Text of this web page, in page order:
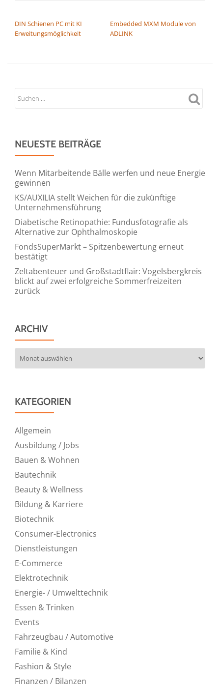
DIN Schienen PC mit KI
Erweitungsmöglichkeit
Embedded MXM Module von
ADLINK
NEUESTE BEITRÄGE
Wenn Mitarbeitende Bälle werfen und neue Energie
gewinnen
KS/AUXILIA stellt Weichen für die zukünftige
Unternehmensführung
Diabetische Retinopathie: Fundusfotografie als
Alternative zur Ophthalmoskopie
FondsSuperMarkt – Spitzenbewertung erneut
bestätigt
Zeltabenteuer und Großstadtflair: Vogelsbergkreis
blickt auf zwei erfolgreiche Sommerfreizeiten
zurück
ARCHIV
KATEGORIEN
Allgemein
Ausbildung / Jobs
Bauen & Wohnen
Bautechnik
Beauty & Wellness
Bildung & Karriere
Biotechnik
Consumer-Electronics
Dienstleistungen
E-Commerce
Elektrotechnik
Energie- / Umwelttechnik
Essen & Trinken
Events
Fahrzeugbau / Automotive
Familie & Kind
Fashion & Style
Finanzen / Bilanzen